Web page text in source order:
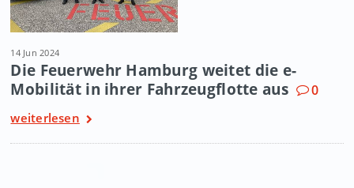
14 Jun 2024
Die Feuerwehr Hamburg weitet die e-
Mobilität in ihrer Fahrzeugflotte aus
0
weiterlesen